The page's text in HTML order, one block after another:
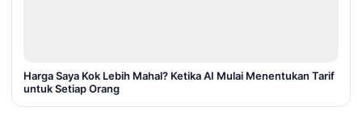
Harga Saya Kok Lebih Mahal? Ketika AI Mulai Menentukan Tarif
untuk Setiap Orang